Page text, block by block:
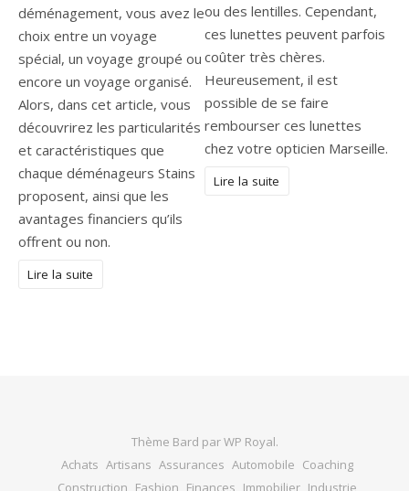
déménagement, vous avez le
choix entre un voyage
spécial, un voyage groupé ou
encore un voyage organisé.
Alors, dans cet article, vous
découvrirez les particularités
et caractéristiques que
chaque déménageurs Stains
proposent, ainsi que les
avantages financiers qu’ils
offrent ou non.
Lire la suite
ou des lentilles. Cependant,
ces lunettes peuvent parfois
coûter très chères.
Heureusement, il est
possible de se faire
rembourser ces lunettes
chez votre opticien Marseille.
Lire la suite
Thème Bard parWP Royal.
Achats Artisans Assurances Automobile Coaching
Construction Fashion Finances Immobilier Industrie